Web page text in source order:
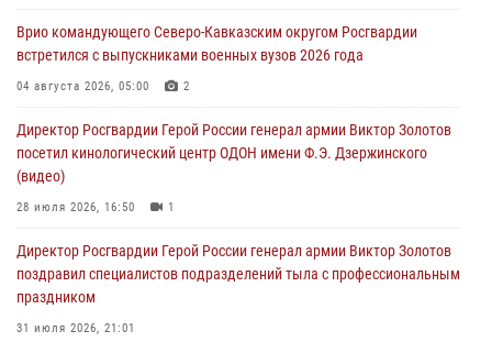
Всероссийская ведомственная акции «Каникулы с Росгвардией
проходит в Сибири
Врио командующего Северо-Кавказским округом Росгвардии
встретился с выпускниками военных вузов 2026 года
04 августа 2026, 05:00 2
Директор Росгвардии Герой России генерал армии Виктор Золотов
посетил кинологический центр ОДОН имени Ф.Э. Дзержинского
(видео)
28 июля 2026, 16:50 1
Директор Росгвардии Герой России генерал армии Виктор Золотов
поздравил специалистов подразделений тыла с профессиональным
праздником
31 июля 2026, 21:01